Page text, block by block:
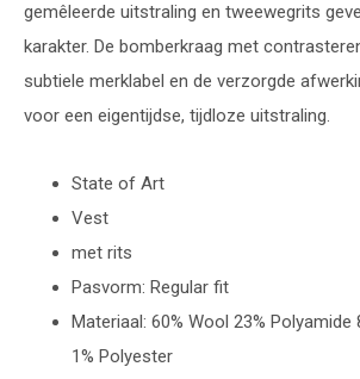
gemêleerde uitstraling en tweewegrits
karakter. De bomberkraag met
subtiele merklabel en de verzorgde
voor een eigentijdse, tijdloze uitstraling.
State of Art
Vest
met rits
Pasvorm: Regular fit
Materiaal: 60% Wool 23% Polyamide
1% Polyester